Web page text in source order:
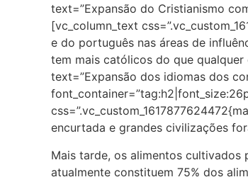
text=”Expansão do Cristianismo
[vc_column_text
e do português nas áreas de
tem mais católicos do que
text=”Expansão dos idiomas dos
encurtada e grandes civilizações
Mais tarde, os alimentos cultivados
atualmente constituem 75% dos